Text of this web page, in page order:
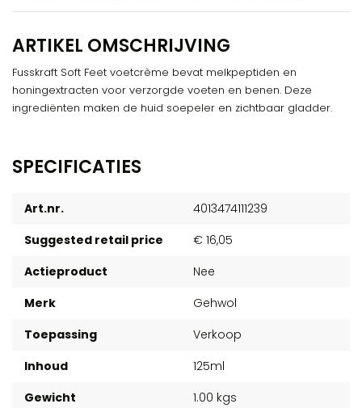
ARTIKEL OMSCHRIJVING
Fusskraft Soft Feet voetcrème bevat melkpeptiden en
honingextracten voor verzorgde voeten en benen. Deze
ingrediënten maken de huid soepeler en zichtbaar gladder.
SPECIFICATIES
Art.nr.
4013474111239
Suggested retail price
€ 16,05
Actieproduct
Nee
Merk
Gehwol
Toepassing
Verkoop
Inhoud
125ml
Gewicht
1.00 kgs